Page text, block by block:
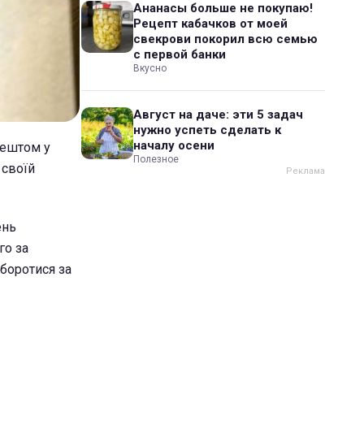
у
за
за
Ананасы больше не покупаю!
Рецепт кабачков от моей
свекрови покорил всю семью
с первой банки
Вкусно
Август на даче: эти 5 задач
нужно успеть сделать к
началу осени
Полезное